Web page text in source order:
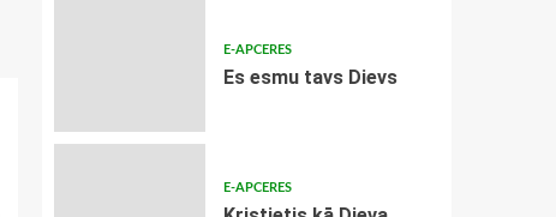
E-APCERES
Es esmu tavs Dievs
E-APCERES